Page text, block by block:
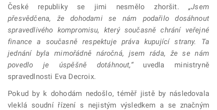
České republiky se jimi nesmělo zhoršit.„Jsem
přesvědčena, že dohodami se nám podařilo dosáhnout
spravedlivého kompromisu, který současně chrání veřejné
finance a současně respektuje práva kupující strany. Ta
jednání byla mimořádně náročná, jsem ráda, že se nám
povedlo je úspěšně dotáhnout,“uvedla ministryně
spravedlnosti Eva Decroix.
Pokud by k dohodám nedošlo, téměř jistě by následovala
vleklá soudní řízení s nejistým výsledkem a se značným